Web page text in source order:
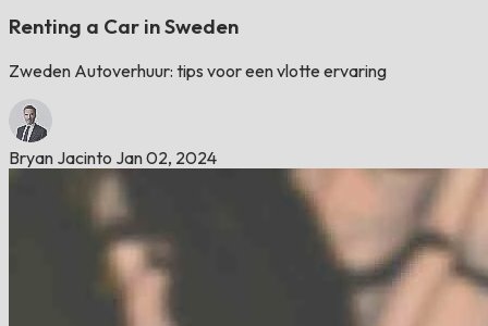
Renting a Car in Sweden
Zweden Autoverhuur: tips voor een vlotte ervaring
Bryan Jacinto Jan 02, 2024